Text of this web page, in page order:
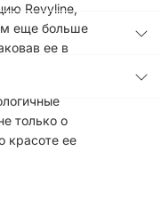
Revyline,
еще больше
ее в
только о
красоте ее